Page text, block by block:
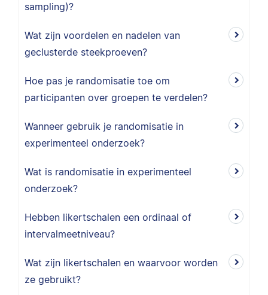
sampling)?
Wat zijn voordelen en nadelen van
geclusterde steekproeven?
Hoe pas je randomisatie toe om
participanten over groepen te verdelen?
Wanneer gebruik je randomisatie in
experimenteel onderzoek?
Wat is randomisatie in experimenteel
onderzoek?
Hebben likertschalen een ordinaal of
intervalmeetniveau?
Wat zijn likertschalen en waarvoor worden
ze gebruikt?